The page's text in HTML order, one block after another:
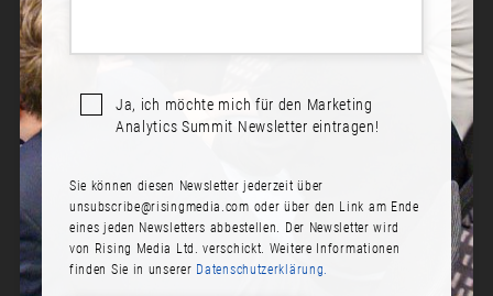
HARALD MÜLLER
Rolle:
Managing Partner / CEO
Ja, ich möchte mich für den Marketing
Analytics Summit Newsletter eintragen!
Sie können diesen Newsletter jederzeit über
unsubscribe@risingmedia.com oder über den Link am Ende
eines jeden Newsletters abbestellen. Der Newsletter wird
von Rising Media Ltd. verschickt. Weitere Informationen
finden Sie in unserer Datenschutzerklärung.